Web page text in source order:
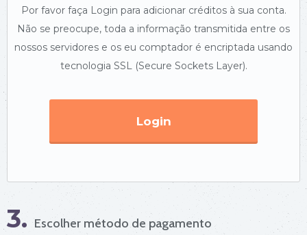
Por favor faça Login para adicionar créditos à sua conta.
Não se preocupe, toda a informação transmitida entre os
nossos servidores e os eu comptador é encriptada usando
tecnologia SSL (Secure Sockets Layer).
Login
3. Escolher método de pagamento